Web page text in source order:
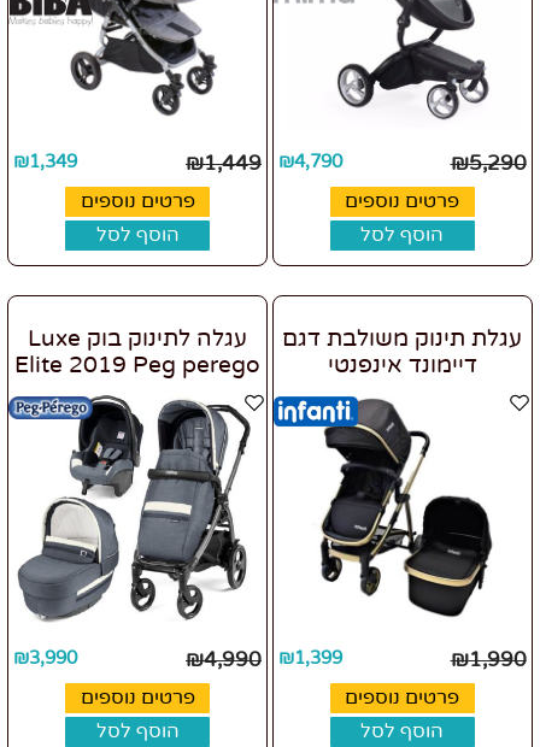
₪5,290
₪4,790
פרטים נוספים
הוסף לסל
₪1,449
₪1,349
פרטים נוספים
הוסף לסל
עגלת תינוק משולבת דגם
דיימונד אינפנטי
₪1,990
₪1,399
פרטים נוספים
הוסף לסל
עגלה לתינוק בוק Luxe
Elite 2019 Peg perego
₪4,990
₪3,990
פרטים נוספים
הוסף לסל